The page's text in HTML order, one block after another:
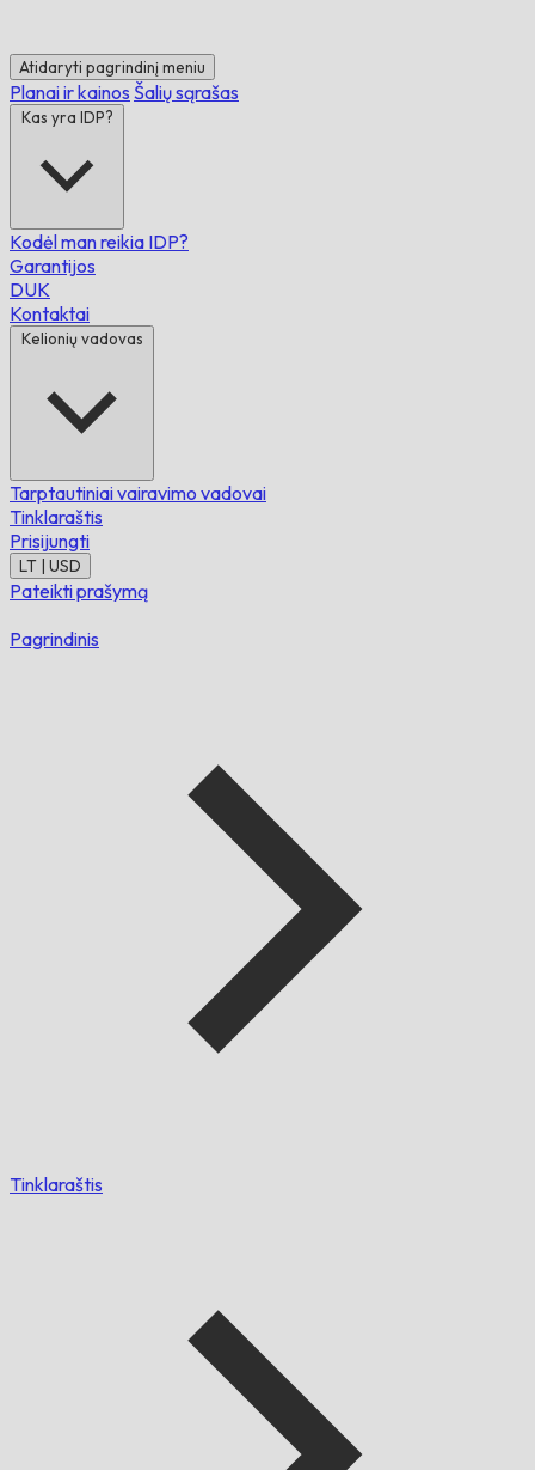
Atidaryti pagrindinį meniu
Planai ir kainos Šalių sąrašas
Kas yra IDP?
Kodėl man reikia IDP?
Garantijos
DUK
Kontaktai
Kelionių vadovas
Tarptautiniai vairavimo vadovai
Tinklaraštis
Prisijungti
LT | USD
Pateikti prašymą
Pagrindinis
Tinklaraštis